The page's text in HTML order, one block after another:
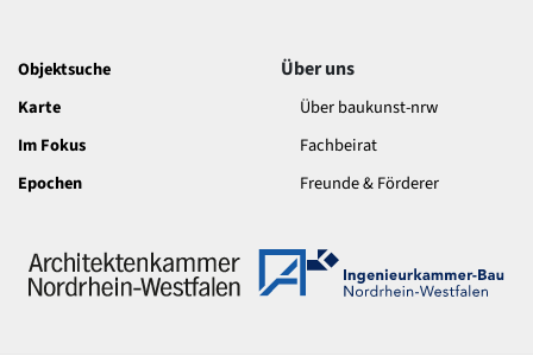
Impressum
Datenschutz
Suchbegriff eingeben
Objektsuche
Karte
Im Fokus
Epochen
Über uns
Über baukunst-nrw
Fachbeirat
Freunde & Förderer